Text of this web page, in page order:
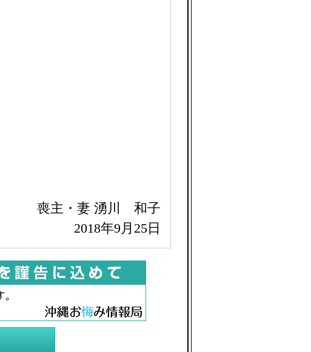
喪主・妻 湧川 和子
2018年9月25日